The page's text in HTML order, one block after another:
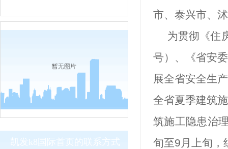
凯发k8国际首页的联系方式
市、泰兴市、
为贯彻《住
号）、《省安
展全省安全生
全省夏季建筑
筑施工隐患治
旬至9月上旬，